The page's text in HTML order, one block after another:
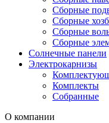
Сборные
Сборные
Сборные
Сборные
Солнечные панели
Электрокарнизы
Комплекты
Собранные
О компании